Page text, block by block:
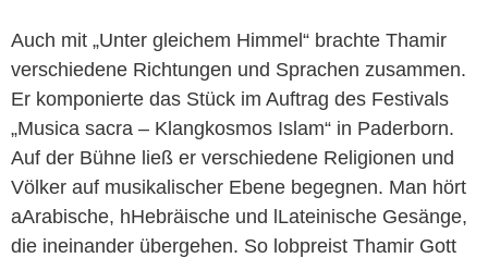
Auch mit „Unter gleichem Himmel“ brachte Thamir
verschiedene Richtungen und Sprachen zusammen.
Er komponierte das Stück im Auftrag des Festivals
„Musica sacra – Klangkosmos Islam“ in Paderborn.
Auf der Bühne ließ er verschiedene Religionen und
Völker auf musikalischer Ebene begegnen. Man hört
aArabische, hHebräische und lLateinische Gesänge,
die ineinander übergehen. So lobpreist Thamir Gott